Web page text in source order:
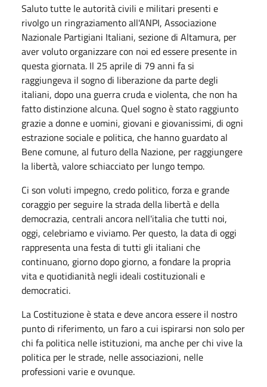
Saluto tutte le autorità civili e militari presenti e
rivolgo un ringraziamento all'ANPI, Associazione
Nazionale Partigiani Italiani, sezione di Altamura, per
aver voluto organizzare con noi ed essere presente in
questa giornata. Il 25 aprile di 79 anni fa si
raggiungeva il sogno di liberazione da parte degli
italiani, dopo una guerra cruda e violenta, che non ha
fatto distinzione alcuna. Quel sogno è stato raggiunto
grazie a donne e uomini, giovani e giovanissimi, di ogni
estrazione sociale e politica, che hanno guardato al
Bene comune, al futuro della Nazione, per raggiungere
la libertà, valore schiacciato per lungo tempo.
Ci son voluti impegno, credo politico, forza e grande
coraggio per seguire la strada della libertà e della
democrazia, centrali ancora nell'italia che tutti noi,
oggi, celebriamo e viviamo. Per questo, la data di oggi
rappresenta una festa di tutti gli italiani che
continuano, giorno dopo giorno, a fondare la propria
vita e quotidianità negli ideali costituzionali e
democratici.
La Costituzione è stata e deve ancora essere il nostro
punto di riferimento, un faro a cui ispirarsi non solo per
chi fa politica nelle istituzioni, ma anche per chi vive la
politica per le strade, nelle associazioni, nelle
professioni varie e ovunque.